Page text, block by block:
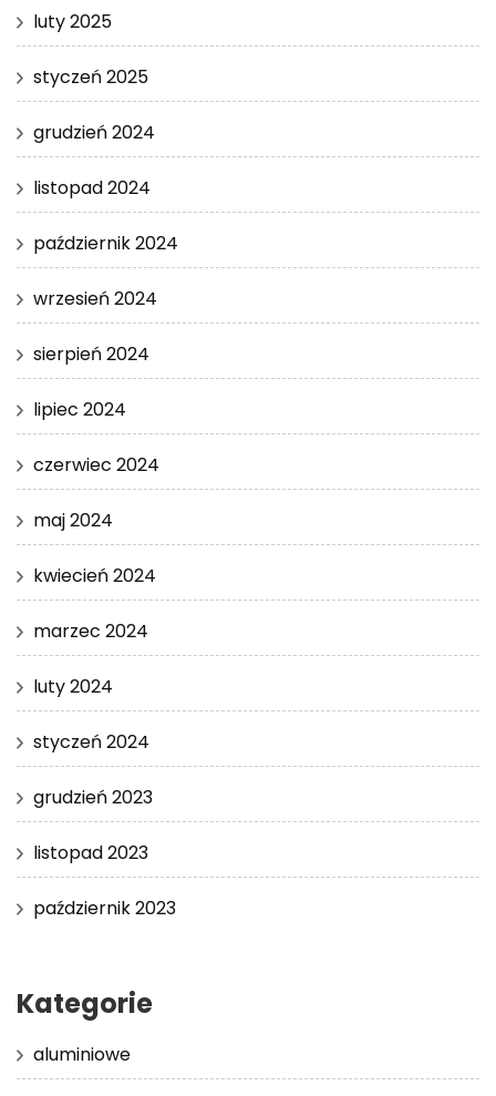
luty 2025
styczeń 2025
grudzień 2024
listopad 2024
październik 2024
wrzesień 2024
sierpień 2024
lipiec 2024
czerwiec 2024
maj 2024
kwiecień 2024
marzec 2024
luty 2024
styczeń 2024
grudzień 2023
listopad 2023
październik 2023
Kategorie
aluminiowe